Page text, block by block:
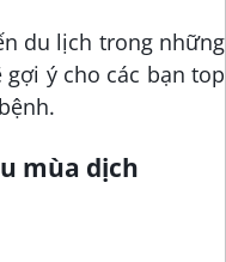
du lịch trong những
ý cho các bạn top
mùa dịch